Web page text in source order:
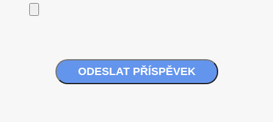
ODESLAT PŘÍSPĚVEK